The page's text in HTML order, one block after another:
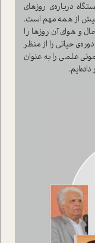
درباره‌ی روزهای
بیش از همه مهم است.
و هوای آن روزها را
حیاتی را از منظر
علمی را به عنوان